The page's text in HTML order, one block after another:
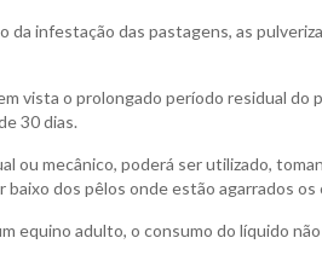
da infestação das pastagens, as
vista o prolongado período residual do
30 dias.
ou mecânico, poderá ser utilizado,
dos pêlos onde estão agarrados os
equino adulto, o consumo do líquido